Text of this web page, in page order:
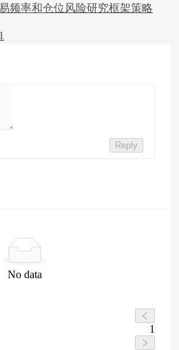
频率和仓位风险研究框架策略
Reply
No data
1